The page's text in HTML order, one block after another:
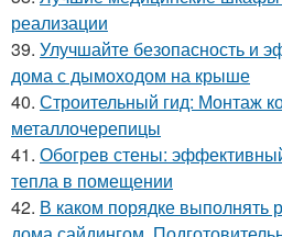
реализации
39. Улучшайте безопасность и
дома с дымоходом на крыше
40. Строительный гид: Монтаж
металлочерепицы
41. Обогрев стены:
тепла в помещении
42. В каком порядке выполнять